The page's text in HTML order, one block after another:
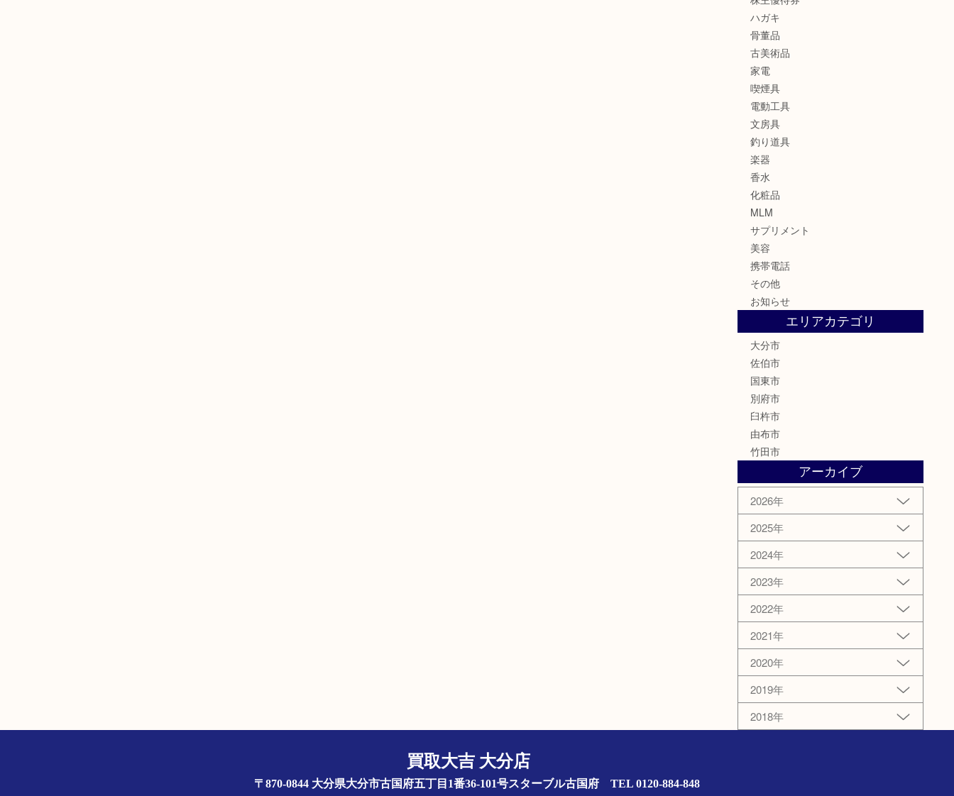
ハガキ
骨董品
古美術品
家電
喫煙具
電動工具
文房具
釣り道具
楽器
香水
化粧品
MLM
サプリメント
美容
携帯電話
その他
お知らせ
エリアカテゴリ
大分市
佐伯市
国東市
別府市
臼杵市
由布市
竹田市
アーカイブ
2026年
2025年
2024年
2023年
2022年
2021年
2020年
2019年
2018年
買取大吉 大分店
〒870-0844 大分県大分市古国府五丁目1番36-101号スターブル古国府 TEL 0120-884-848